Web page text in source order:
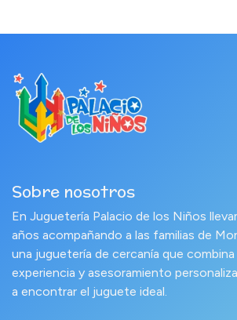
Sobre nosotros
En Juguetería Palacio de los Niños
años acompañando a las familias de
una juguetería de cercanía que combina
experiencia y asesoramiento
a encontrar el juguete ideal.